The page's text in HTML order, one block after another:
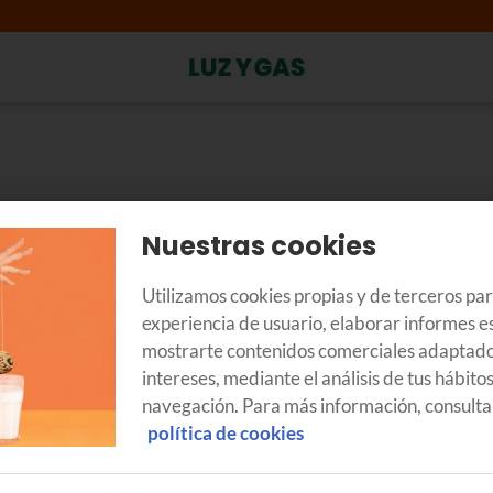
que te aclaramos a continuación.
, que está indicada con dos precios al tener dos tramos de
, que se corresponde a los kWh que se consuman durante
de los tres tramos, pero el precio siempre será el mismo.
eléctricoque, actualmente, aplica un 3,8% (habitualmente es
Nuestras cookies
Utilizamos cookies propias y de terceros
experiencia de usuario, elaborar informes
mostrarte contenidos comerciales
intereses, mediante el análisis de tus
navegación. Para más información,
política de cookies